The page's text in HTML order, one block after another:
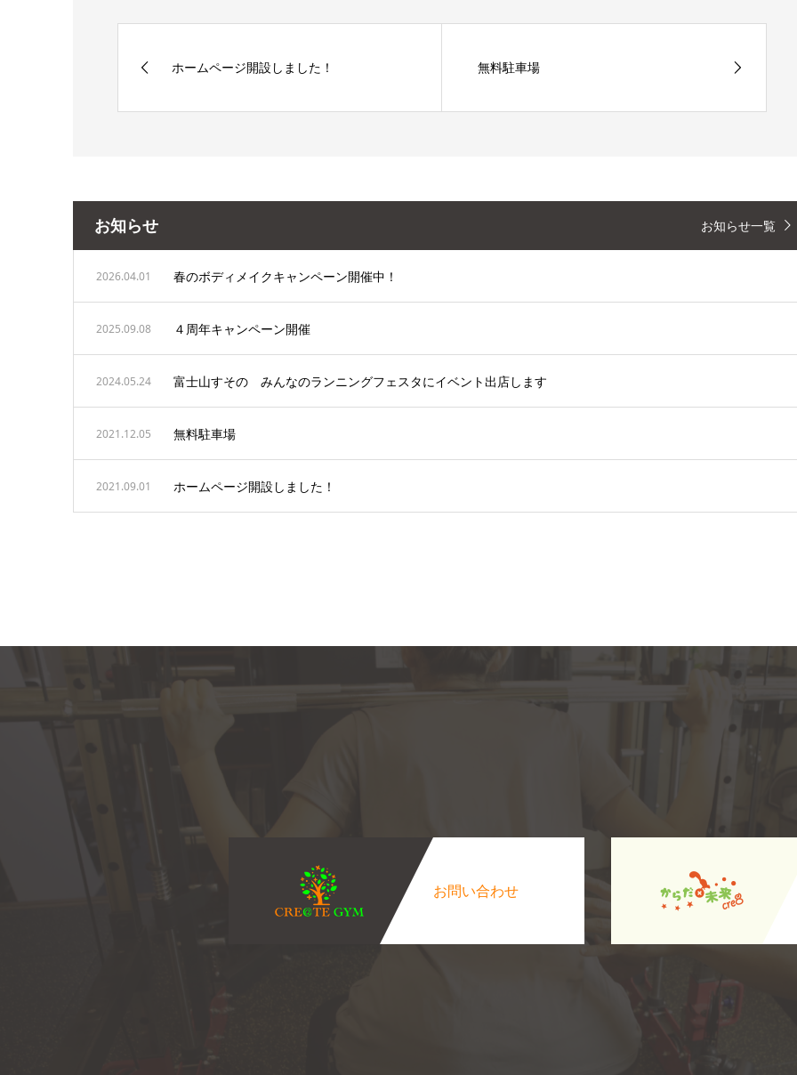
ホームページ開設しました！ 無料駐車場
お知らせ お知らせ一覧
2026.04.01 春のボディメイクキャンペーン開催中！
2025.09.08 ４周年キャンペーン開催
2024.05.24 富士山すその みんなのランニングフェスタにイベント出店します
2021.12.05 無料駐車場
2021.09.01 ホームページ開設しました！
お問い合わせ